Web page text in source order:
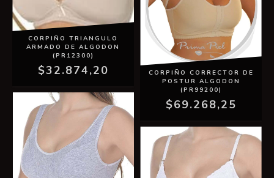
CORPIÑO TRIANGULO
ARMADO DE ALGODON
(PR12300)
$32.874,20
CORPIÑO CORRECTOR DE
POSTUR ALGODON
(PR99200)
$69.268,25